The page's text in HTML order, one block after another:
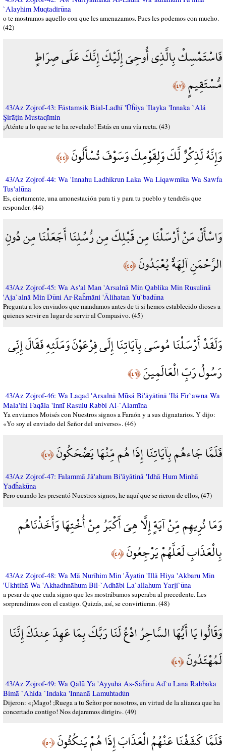
`Alayhim Muqtadirūna
o te mostramos aquello con que les amenazamos. Pues les podemos con mucho.
(42)
فَاسْتَمْسِكْ بِالَّذِي أُوحِيَ إِلَيْكَ إِنَّكَ عَلَى صِرَاطٍ
مُّسْتَقِيمٍ﴿٤٣﴾
43/Az Zojrof-43: Fāstamsik Bial-Ladhī 'Ūĥiya 'Ilayka 'Innaka `Alá
Şirāţin Mustaqīmin
¡Aténte a lo que se te ha revelado! Estás en una vía recta. (43)
وَإِنَّهُ لَذِكْرٌ لَّكَ وَلِقَوْمِكَ وَسَوْفَ تُسْأَلُونَ﴿٤٤﴾
43/Az Zojrof-44: Wa 'Innahu Ladhikrun Laka Wa Liqawmika Wa Sawfa
Tus'alūna
Es, ciertamente, una amonestación para ti y para tu pueblo y tendréis que
responder. (44)
وَاسْأَلْ مَنْ أَرْسَلْنَا مِن قَبْلِكَ مِن رُّسُلِنَا أَجَعَلْنَا مِن دُونِ
الرَّحْمَنِ آلِهَةً يُعْبَدُونَ﴿٤٥﴾
43/Az Zojrof-45: Wa As'al Man 'Arsalnā Min Qablika Min Rusulinā
'Aja`alnā Min Dūni Ar-Raĥmāni 'Ālihatan Yu`badūna
Pregunta a los enviados que mandamos antes de ti si hemos establecido dioses a
quienes servir en lugar de servir al Compasivo. (45)
وَلَقَدْ أَرْسَلْنَا مُوسَى بِآيَاتِنَا إِلَى فِرْعَوْنَ وَمَلَئِهِ فَقَالَ إِنِّي
رَسُولُ رَبِّ الْعَالَمِينَ﴿٤٦﴾
43/Az Zojrof-46: Wa Laqad 'Arsalnā Mūsá Bi'āyātinā 'Ilá Fir`awna Wa
Mala'ihi Faqāla 'Innī Rasūlu Rabbi Al-`Ālamīna
Ya enviamos Moisés con Nuestros signos a Faraón y a sus dignatarios. Y dijo:
«Yo soy el enviado del Señor del universo». (46)
فَلَمَّا جَاءهُم بِآيَاتِنَا إِذَا هُم مِّنْهَا يَضْحَكُونَ﴿٤٧﴾
43/Az Zojrof-47: Falammā Jā'ahum Bi'āyātinā 'Idhā Hum Minhā
Yađĥakūna
Pero cuando les presentó Nuestros signos, he aquí que se rieron de ellos, (47)
وَمَا نُرِيهِم مِّنْ آيَةٍ إِلَّا هِيَ أَكْبَرُ مِنْ أُخْتِهَا وَأَخَذْنَاهُم
بِالْعَذَابِ لَعَلَّهُمْ يَرْجِعُونَ﴿٤٨﴾
43/Az Zojrof-48: Wa Mā Nurīhim Min 'Āyatin 'Illā Hiya 'Akbaru Min
'Ukhtihā Wa 'Akhadhnāhum Bil-`Adhābi La`allahum Yarji`ūna
a pesar de que cada signo que les mostrábamos superaba al precedente. Les
sorprendimos con el castigo. Quizás, así, se convirtieran. (48)
وَقَالُوا يَا أَيُّهَا السَّاحِرُ ادْعُ لَنَا رَبَّكَ بِمَا عَهِدَ عِندَكَ إِنَّنَا
لَمُهْتَدُونَ﴿٤٩﴾
43/Az Zojrof-49: Wa Qālū Yā 'Ayyuhā As-Sāĥiru Ad`u Lanā Rabbaka
Bimā `Ahida `Indaka 'Innanā Lamuhtadūn
Dijeron: «¡Mago! ;Ruega a tu Señor por nosotros, en virtud de la alianza que ha
concertado contigo! Nos dejaremos dirigir». (49)
فَلَمَّا كَشَفْنَا عَنْهُمُ الْعَذَابَ إِذَا هُمْ يَنكُثُونَ﴿٥٠﴾